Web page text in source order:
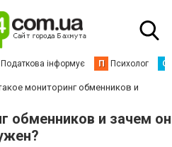
Податкова інформує П Психолог С
мониторинг обменников и
обменников и зачем он